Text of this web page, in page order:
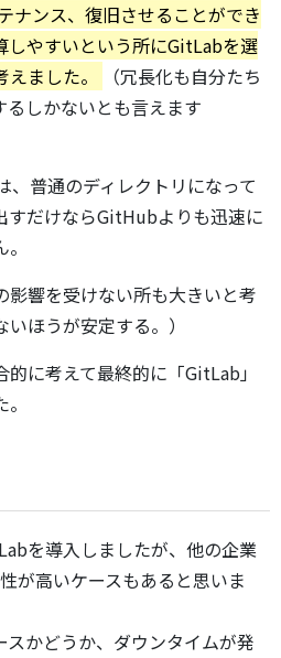
ナンス、復旧させることができ
しやすいという所にGitLabを選
ました。
（冗長化も自分たち
しかないとも言えます
普通のディレクトリになって
すだけならGitHubよりも迅速に
影響を受けない所も大きいと考
ほうが安定する。）
に考えて最終的に「GitLab」
を導入しましたが、他の企業
が高いケースもあると思いま
かどうか、ダウンタイムが発